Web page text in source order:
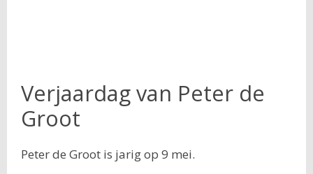
Verjaardag van Peter de
Groot
Peter de Groot is jarig op 9 mei.